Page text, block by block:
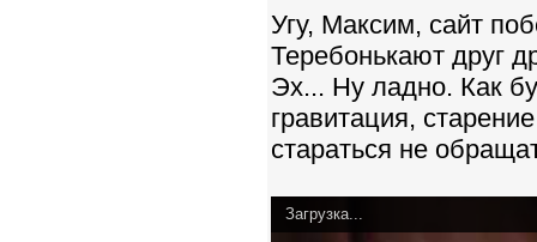
Угу, Максим, сайт
Теребонькают друг
Эх... Ну ладно. Как
гравитация,
стараться не
Загрузка...